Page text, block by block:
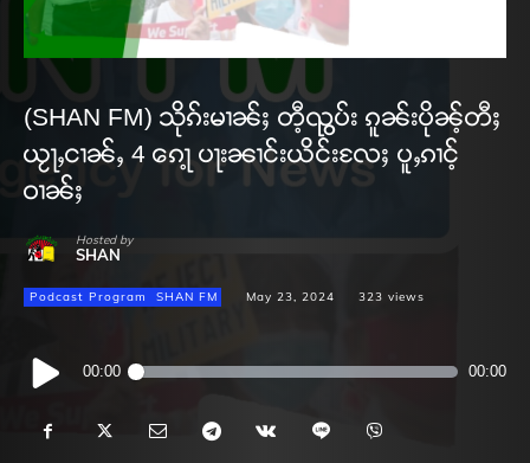
(SHAN FM) သိုၵ်းမၢၼ်ႈ တီ့ၺွပ်း ၵူၼ်းပိုၼ့်တီႈ
ယႂႃႇငၢၼ်ႇ 4 ၵေႃ့ ပႃးၼၢင်းယိင်းလႄႈ ပူႇၵၢင့်
ဝၢၼ်ႈ
Hosted by
SHAN
Podcast Program SHAN FM May 23, 2024 323 views
Audio
Player
00:00 00:00